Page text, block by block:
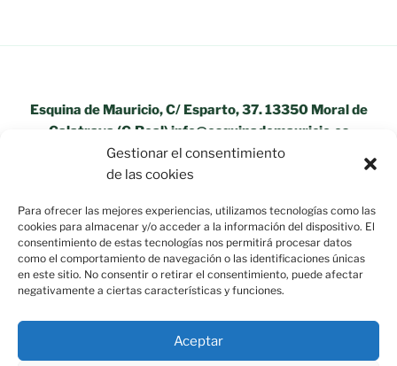
Gestionar el consentimiento
de las cookies
Para ofrecer las mejores experiencias, utilizamos tecnologías como las
cookies para almacenar y/o acceder a la información del dispositivo. El
consentimiento de estas tecnologías nos permitirá procesar datos
como el comportamiento de navegación o las identificaciones únicas
en este sitio. No consentir o retirar el consentimiento, puede afectar
negativamente a ciertas características y funciones.
Aceptar
Esquina de Mauricio, C/ Esparto, 37. 13350 Moral de
Calatrava (C.Real) info@esquinademauricio.es
«Aviso Legal»